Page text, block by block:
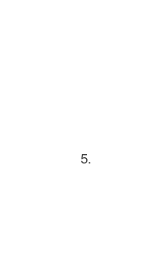
5.